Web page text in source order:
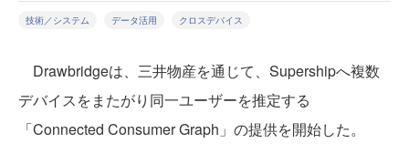
技術／システム データ活用 クロスデバイス
Drawbridgeは、三井物産を通じて、Supershipへ複数
デバイスをまたがり同一ユーザーを推定する
「Connected Consumer Graph」の提供を開始した。